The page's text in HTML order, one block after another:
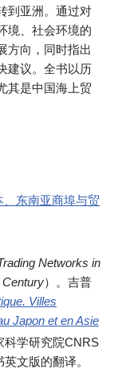
到亚洲。通过对
境、社会环境的
方向，同时指出
建议。全书以历
其是中国海上贸
东南亚商埠与贸
Networks in
Century）。吉普
Villes
Japon et en Asie
科学研究院CNRS
文版的翻译。